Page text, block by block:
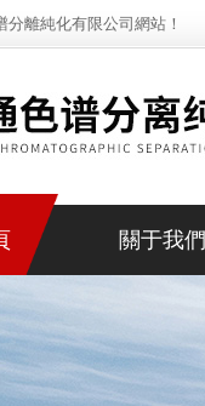
離純化有限公司網站！
關于我們